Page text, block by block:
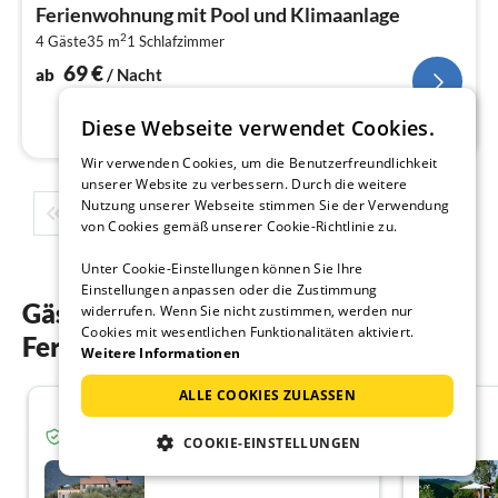
Ferienwohnung mit Pool und Klimaanlage
4 Gäste35 m21 Schlafzimmer
ab 69€/ Nacht
1 2 3 4 5 ...
Gästebewertungen unserer
Ferienwohnungen in Savona
5.0
Verifizierter Gast von Ferienhausmiete.de
Diese Webseite verwendet Cookies.
Wir verwenden Cookies, um die Benutzerfreundlichkeit
unserer Website zu verbessern. Durch die weitere
Nutzung unserer Webseite stimmen Sie der Verwendung
von Cookies gemäß unserer Cookie-Richtlinie zu.
Unter Cookie-Einstellungen können Sie Ihre
Einstellungen anpassen oder die Zustimmung
widerrufen. Wenn Sie nicht zustimmen, werden nur
Cookies mit wesentlichen Funktionalitäten aktiviert.
Weitere Informationen
ALLE COOKIES ZULASSEN
COOKIE-EINSTELLUNGEN